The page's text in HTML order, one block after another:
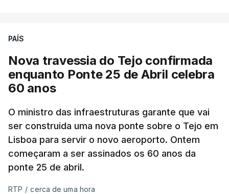
PAÍS
Nova travessia do Tejo confirmada
enquanto Ponte 25 de Abril celebra
60 anos
O ministro das infraestruturas garante que vai
ser construida uma nova ponte sobre o Tejo em
Lisboa para servir o novo aeroporto. Ontem
começaram a ser assinados os 60 anos da
ponte 25 de abril.
RTP / cerca de uma hora